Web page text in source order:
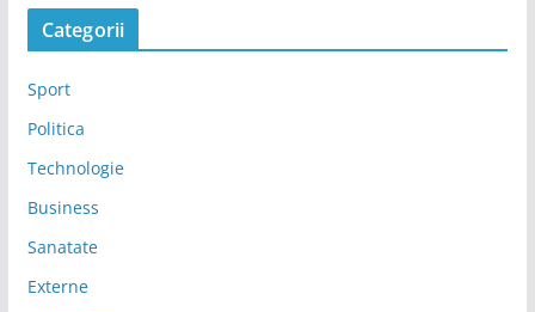
Categorii
Sport
Politica
Technologie
Business
Sanatate
Externe